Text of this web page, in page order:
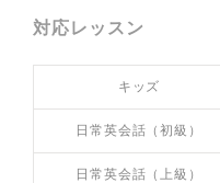
対応レッスン
キッズ
日常英会話（初級）
日常英会話（上級）